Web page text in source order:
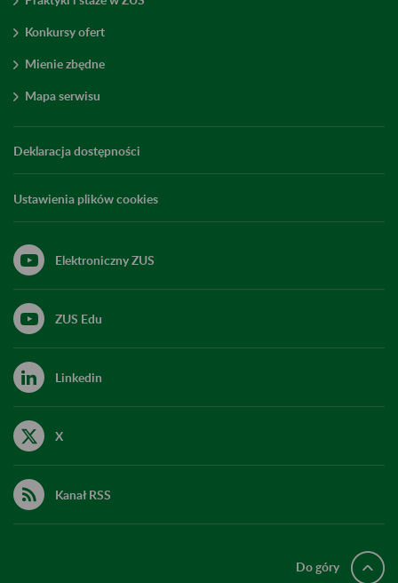
Konkursy ofert
Mienie zbędne
Mapa serwisu
Deklaracja dostępności
Ustawienia plików cookies
Elektroniczny ZUS
ZUS Edu
Linkedin
X
Kanał RSS
Do góry